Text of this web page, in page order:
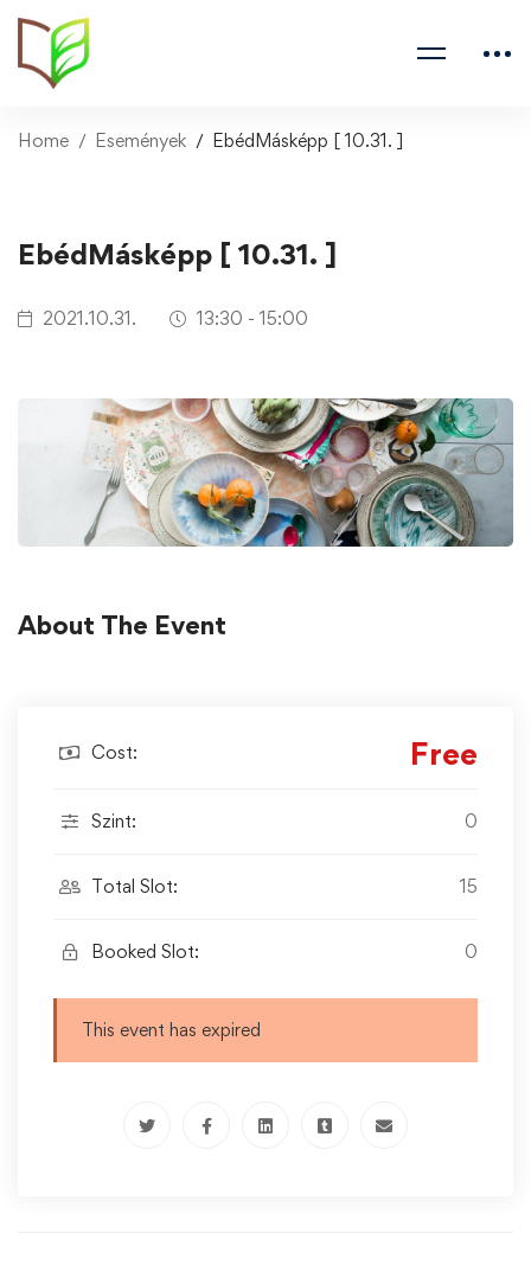
Home Események EbédMásképp [ 10.31. ]
EbédMásképp [ 10.31. ]
2021.10.31. 13:30 - 15:00
About The Event
Cost: Free
Szint: 0
Total Slot: 15
Booked Slot: 0
This event has expired